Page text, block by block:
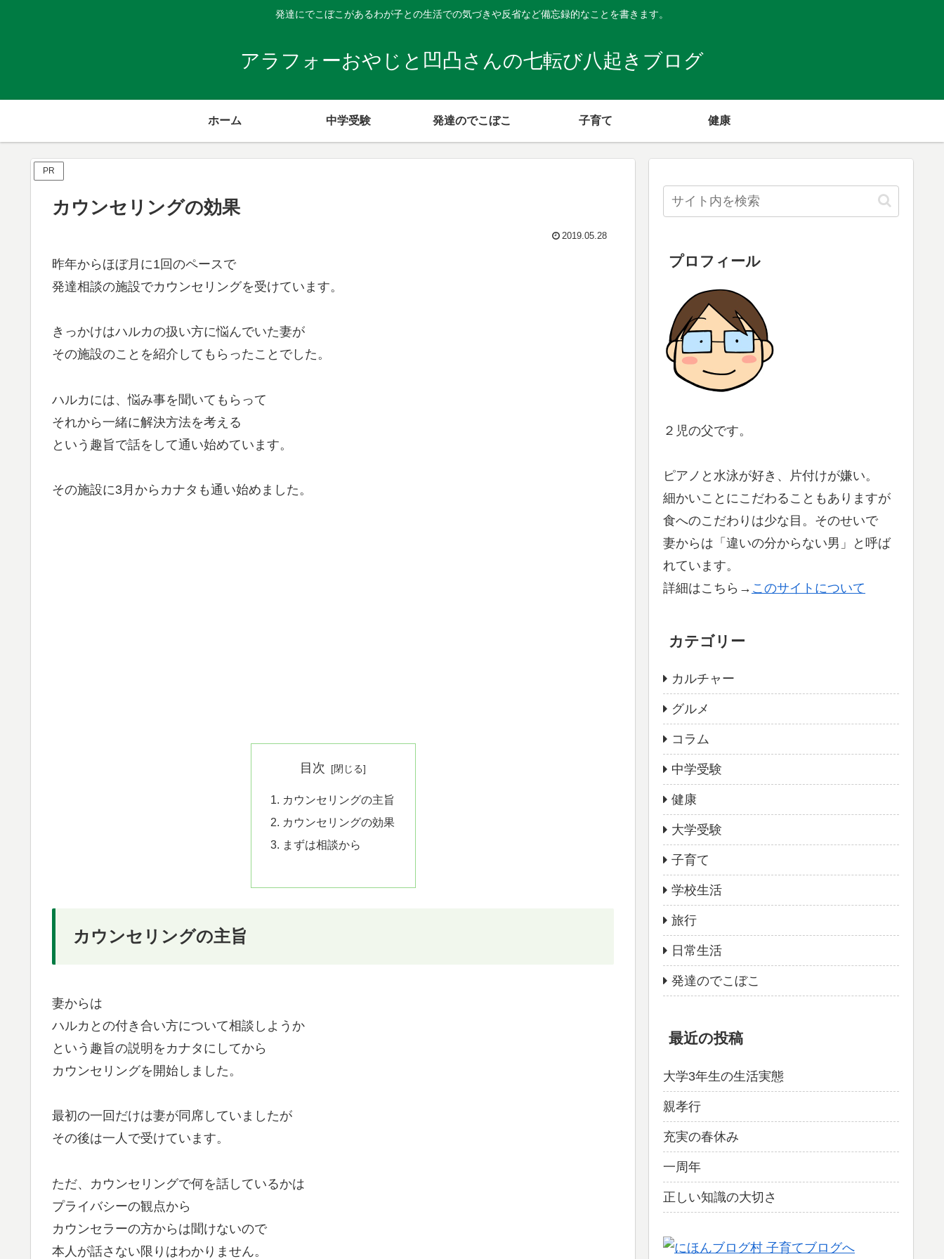
発達にでこぼこがあるわが子との生活での気づきや反省など備忘録的なことを書きます。
アラフォーおやじと凹凸さんの七転び八起きブログ
ホーム 中学受験 発達のでこぼこ 子育て 健康
PR
カウンセリングの効果
2019.05.28
昨年からほぼ月に1回のペースで
発達相談の施設でカウンセリングを受けています。
きっかけはハルカの扱い方に悩んでいた妻が
その施設のことを紹介してもらったことでした。
ハルカには、悩み事を聞いてもらって
それから一緒に解決方法を考える
という趣旨で話をして通い始めています。
その施設に3月からカナタも通い始めました。
目次
カウンセリングの主旨
カウンセリングの効果
まずは相談から
カウンセリングの主旨
妻からは
ハルカとの付き合い方について相談しようか
という趣旨の説明をカナタにしてから
カウンセリングを開始しました。
最初の一回だけは妻が同席していましたが
その後は一人で受けています。
ただ、カウンセリングで何を話しているかは
プライバシーの観点から
カウンセラーの方からは聞けないので
本人が話さない限りはわかりません。
プロフィール
２児の父です。
ピアノと水泳が好き、片付けが嫌い。
細かいことにこだわることもありますが
食へのこだわりは少な目。そのせいで
妻からは「違いの分からない男」と呼ば
れています。
詳細はこちら→ このサイトについて
カテゴリー
カルチャー
グルメ
コラム
中学受験
健康
大学受験
子育て
学校生活
旅行
日常生活
発達のでこぼこ
最近の投稿
大学3年生の生活実態
親孝行
充実の春休み
一周年
正しい知識の大切さ